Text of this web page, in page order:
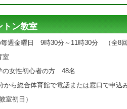
ン教室
毎週金曜日 9時30分～11時30分 （
女性初心者の方 48名
ら総合体育館で電話または窓口で申込
初日）